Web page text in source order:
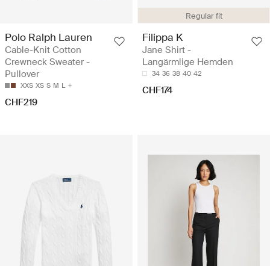
Polo Ralph Lauren
Cable-Knit Cotton
Crewneck Sweater -
Pullover
XXS XS S M L
CHF219
Regular fit
Filippa K
Jane Shirt -
Langärmlige Hemden
34 36 38 40 42
CHF174